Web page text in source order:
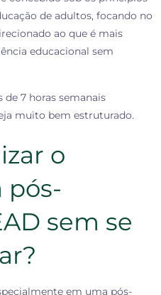
de adultos, focando no
ao que é mais
educacional sem
de 7 horas semanais
muito bem estruturado.
o
pós-
sem se
em uma pós-